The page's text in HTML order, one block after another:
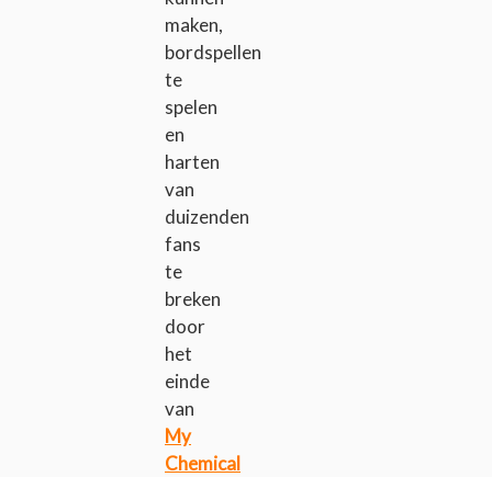
maken,
bordspellen
te
spelen
en
harten
van
duizenden
fans
te
breken
door
het
einde
van
My
Chemical